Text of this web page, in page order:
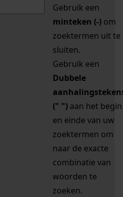
Gebruik een
minteken (-) om
zoektermen uit te
sluiten.
Gebruik een
Dubbele
(" ") aan het begin
en einde van uw
zoektermen om
naar de exacte
combinatie van
woorden te
zoeken.